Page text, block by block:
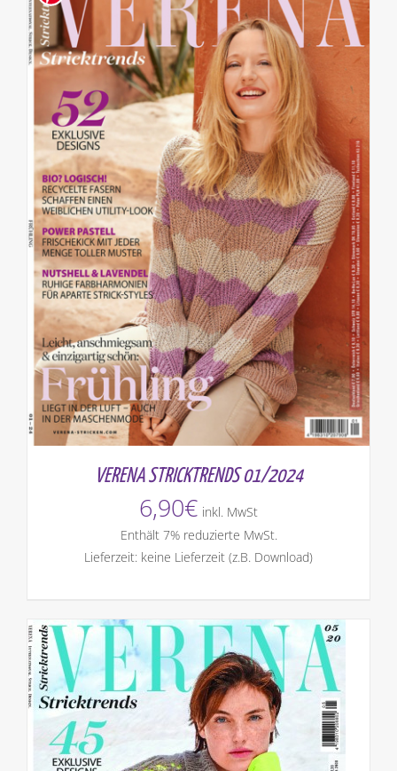
VERENA STRICKTRENDS 01/2024
6,90€ inkl. MwSt
Enthält 7% reduzierte MwSt.
Lieferzeit: keine Lieferzeit (z.B. Download)